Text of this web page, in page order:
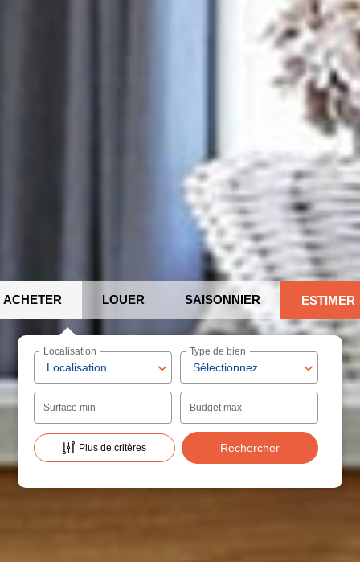
ACHETER LOUER SAISONNIER ESTIMER
Localisation
Localisation
Sélectionnez...
Type de bien
Surface min Budget max
Plus de critères